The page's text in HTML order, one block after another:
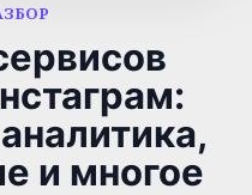
и многое